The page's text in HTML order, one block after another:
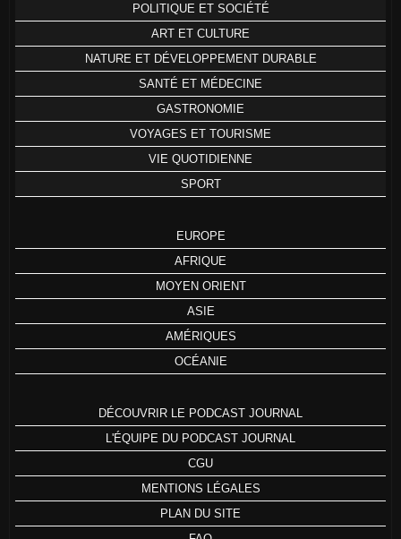
POLITIQUE ET SOCIÉTÉ
ART ET CULTURE
NATURE ET DÉVELOPPEMENT DURABLE
SANTÉ ET MÉDECINE
GASTRONOMIE
VOYAGES ET TOURISME
VIE QUOTIDIENNE
SPORT
EUROPE
AFRIQUE
MOYEN ORIENT
ASIE
AMÉRIQUES
OCÉANIE
DÉCOUVRIR LE PODCAST JOURNAL
L'ÉQUIPE DU PODCAST JOURNAL
CGU
MENTIONS LÉGALES
PLAN DU SITE